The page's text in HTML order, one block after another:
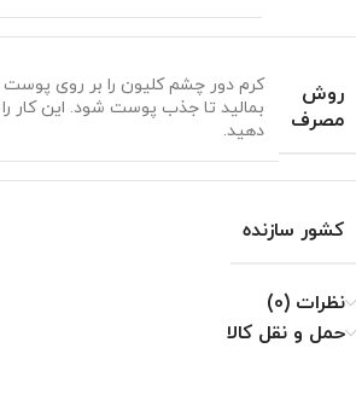
روش
مصرف
کرم دور چشم کلیون را بر روی
بمالید تا جذب پوست شود. این کار
دهید.
کشور سازنده
نظرات (0)
حمل و نقل کالا